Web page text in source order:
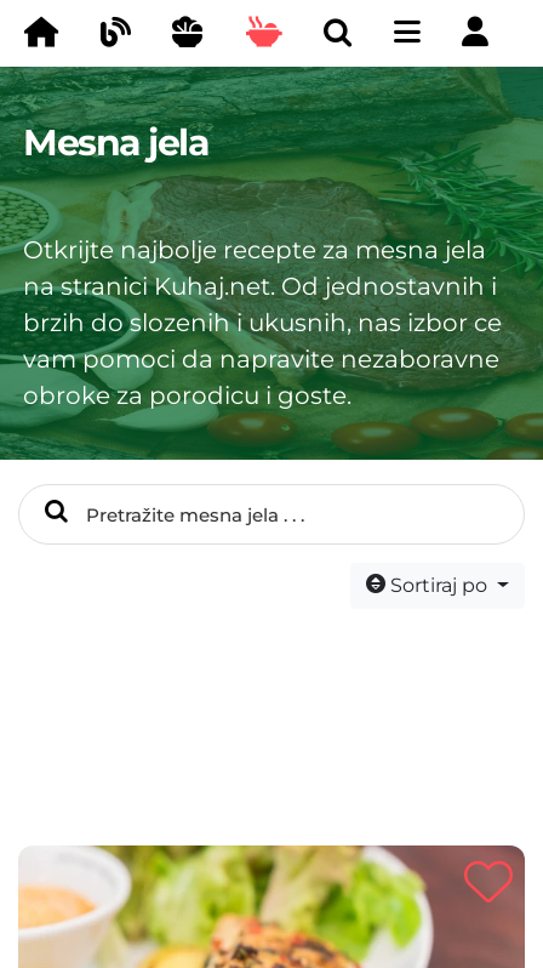
Mesna jela
Otkrijte najbolje recepte za mesna jela
na stranici Kuhaj.net. Od jednostavnih i
brzih do slozenih i ukusnih, nas izbor ce
vam pomoci da napravite nezaboravne
obroke za porodicu i goste.
Sortiraj po